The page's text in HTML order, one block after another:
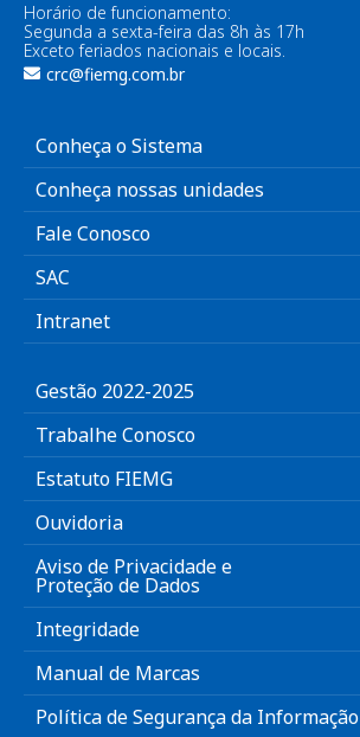
Horário de funcionamento:
Segunda a sexta-feira das 8h às 17h
Exceto feriados nacionais e locais.
crc@fiemg.com.br
Conheça o Sistema
Conheça nossas unidades
Fale Conosco
SAC
Intranet
Gestão 2022-2025
Trabalhe Conosco
Estatuto FIEMG
Ouvidoria
Aviso de Privacidade e
Proteção de Dados
Integridade
Manual de Marcas
Política de Segurança da Informação